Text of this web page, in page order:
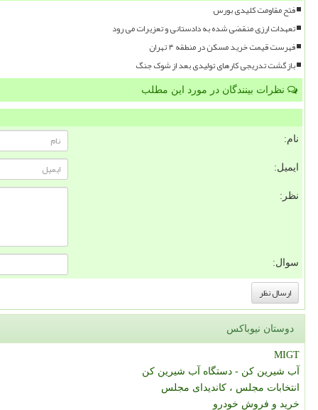
فتح مقاومت کلیدی بورس
تعهدات ارزی منقضی شده به دادستانی و تعزیرات می رود
فهرست قیمت خرید مسکن در منطقه ۴ تهران
بازگشت تدریجی کارهای تولیدی بعد از شوک جنگ
نظرات بینندگان در مورد این مطلب
نام:
ایمیل:
نظر:
سوال:
دوستان نیوباکس
MIGT
آب شیرین کن - دستگاه آب شیرین کن
انتخابات مجلس ، کاندیدای مجلس
خرید و فروش خودرو